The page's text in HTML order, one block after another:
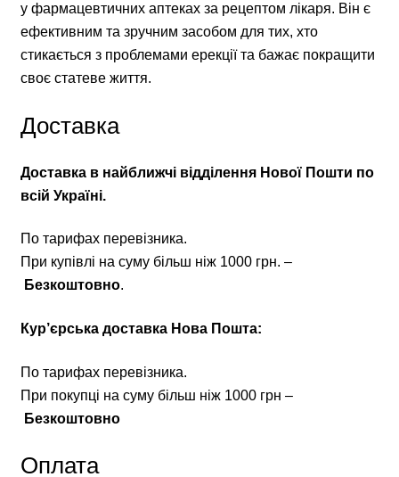
у фармацевтичних аптеках за рецептом лікаря. Він є
ефективним та зручним засобом для тих, хто
стикається з проблемами ерекції та бажає покращити
своє статеве життя.
Доставка
Доставка в найближчі відділення Нової Пошти по
всій Україні.
По тарифах перевізника.
При купівлі на суму більш ніж 1000 грн. –
Безкоштовно.
Кур’єрська доставка Нова Пошта:
По тарифах перевізника.
При покупці на суму більш ніж 1000 грн –
Безкоштовно
Оплата